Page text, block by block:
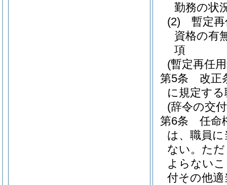
勤務の状
(2)
暫定
資格の有
項
(暫定再任
第5条
改正
に規定す
(辞令の交
第6条
任命
は、職員
ない。 た
よらない
付その他